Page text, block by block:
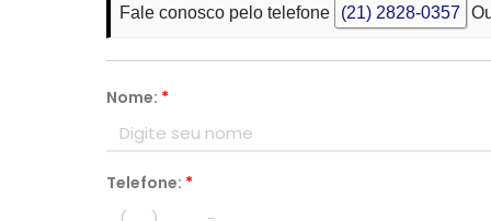
Fale conosco pelo telefone (21) 2828-0357
Nome: *
Telefone: *